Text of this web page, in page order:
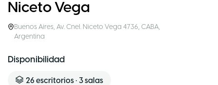
Niceto Vega
Buenos Aires,Av. Cnel. Niceto Vega 4736, CABA,
Argentina
Disponibilidad
26 escritorios • 3salas